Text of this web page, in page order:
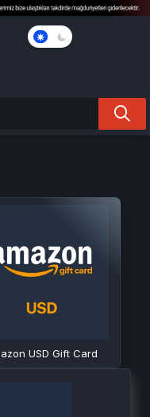
USD Gift Card